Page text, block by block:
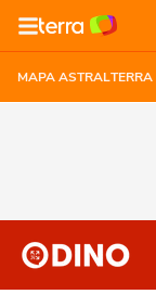
MAPA ASTRAL